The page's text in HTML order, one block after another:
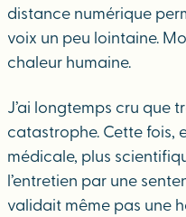
distance numérique
voix un peu lointaine.
chaleur humaine.
J’ai longtemps cru que
catastrophe. Cette fois,
médicale, plus
l’entretien par une
validait même pas une